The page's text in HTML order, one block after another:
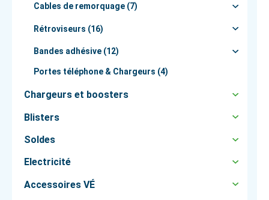
Cables de remorquage (7)
Rétroviseurs (16)
Bandes adhésive (12)
Portes téléphone & Chargeurs (4)
Chargeurs et boosters
Blisters
Soldes
Electricité
Accessoires VÉ